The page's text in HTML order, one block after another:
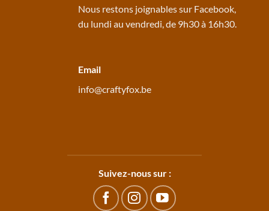
Nous restons joignables sur Facebook,
du lundi au vendredi, de 9h30 à 16h30.
Email
info@craftyfox.be
Suivez-nous sur :